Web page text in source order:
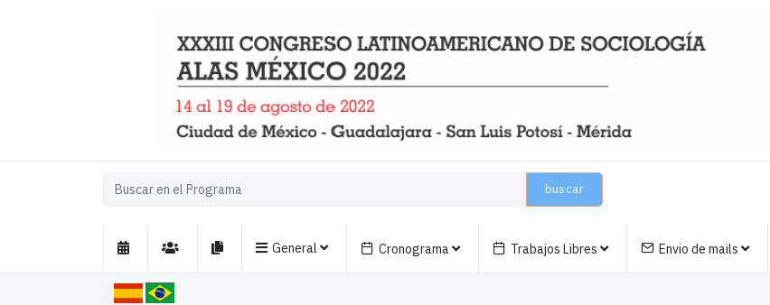
buscar
General Cronograma Trabajos Libres Envio de mails